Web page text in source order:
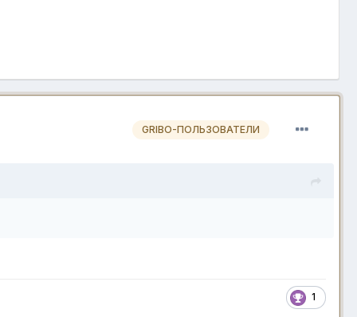
GRIBO-ПОЛЬЗОВАТЕЛИ
1